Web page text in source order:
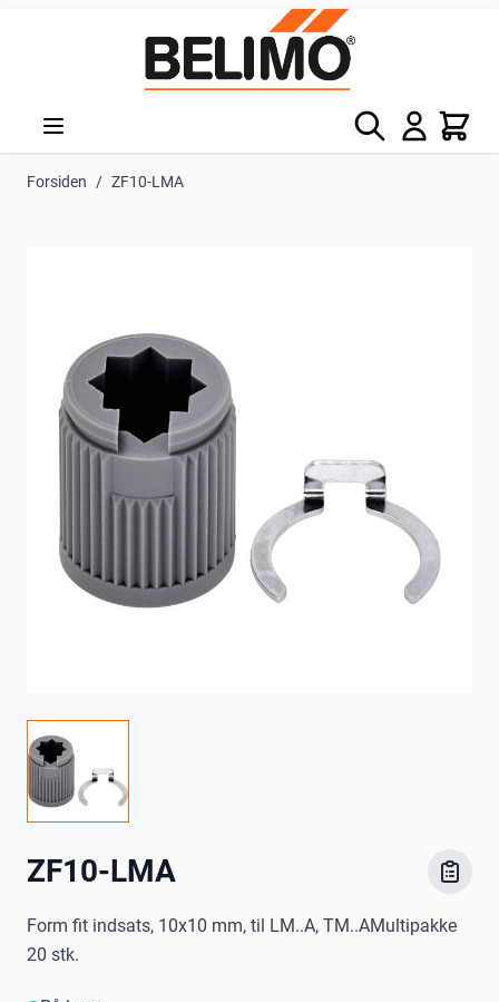
Søg Kurv
Forsiden / ZF10-LMA
ZF10-LMA
Form fit indsats, 10x10 mm, til LM..A, TM..AMultipakke
20 stk.